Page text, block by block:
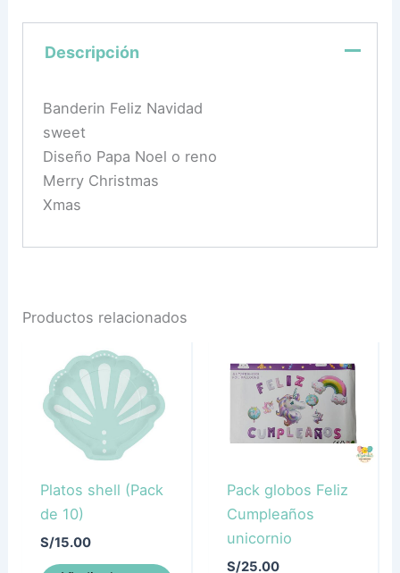
Descripción
Banderin Feliz Navidad
sweet
Diseño Papa Noel o reno
Merry Christmas
Xmas
Productos relacionados
Platos shell (Pack
de 10)
S/15.00
Pack globos Feliz
Cumpleaños
unicornio
S/25.00